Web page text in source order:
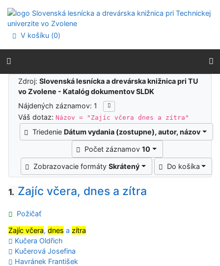
Prejsť na menu
Prehlásenie o webovej prístupnosti
V košíku (0)
Výsledky vyhľadávania
Zdroj:Slovenská lesnícka a drevárska knižnica pri TU
vo Zvolene - Katalóg dokumentov SLDK
Nájdených záznamov: 1
Váš dotaz:Názov = "Zajíc včera dnes a zítra"
Triedenie Dátum vydania (zostupne), autor, názov
Počet záznamov10
Zobrazovacie formátySkrátený Do košíka
1. Zajíc včera, dnes a zítra
Požičať
Zajíc včera, dnes a zítra
Kučera Oldřich
Kučerová Josefina
Havránek František